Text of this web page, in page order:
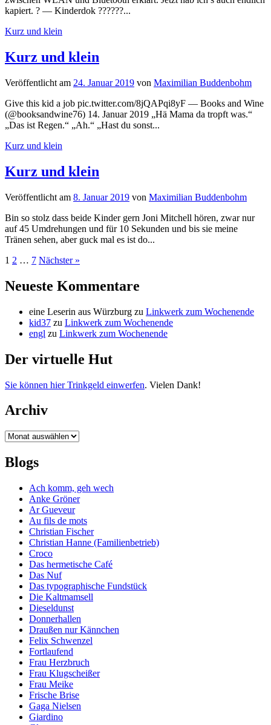
kapiert. ? — Kinderdok ??????...
Kurz und klein
Kurz und klein
Veröffentlicht am 24. Januar 2019 von Maximilian Buddenbohm
Give this kid a job pic.twitter.com/8jQAPqi8yF — Books and Wine
(@booksandwine76) 14. Januar 2019 „Hä Mama da tropft was.“
„Das ist Regen.“ „Ah.“ „Hast du sonst...
Kurz und klein
Kurz und klein
Veröffentlicht am 8. Januar 2019 von Maximilian Buddenbohm
Bin so stolz dass beide Kinder gern Joni Mitchell hören, zwar nur
auf 45 Umdrehungen und für 10 Sekunden und bis sie meine
Tränen sehen, aber guck mal es ist do...
Seitennummerierung
der
Beiträge
1 2 … 7 Nächster »
Neueste Kommentare
eine Leserin aus Würzburg zu Linkwerk zum Wochenende
kid37 zu Linkwerk zum Wochenende
engl zu Linkwerk zum Wochenende
Der virtuelle Hut
Sie können hier Trinkgeld einwerfen. Vielen Dank!
Archiv
Archiv
Blogs
Ach komm, geh wech
Anke Gröner
Ar Gueveur
Au fils de mots
Christian Fischer
Christian Hanne (Familienbetrieb)
Croco
Das hermetische Café
Das Nuf
Das typographische Fundstück
Die Kaltmamsell
Dieseldunst
Donnerhallen
Draußen nur Kännchen
Felix Schwenzel
Fortlaufend
Frau Herzbruch
Frau Klugscheißer
Frau Meike
Frische Brise
Gaga Nielsen
Giardino